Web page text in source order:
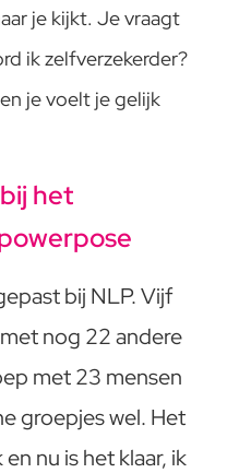
je kijkt. Je vraagt
ik zelfverzekerder?
je voelt je gelijk
het
bij NLP. Vijf
nog 22 andere
met 23 mensen
groepjes wel. Het
nu is het klaar, ik